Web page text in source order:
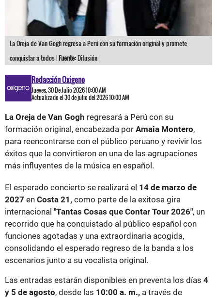
La Oreja de Van Gogh regresa a Perú con su formación original y promete
conquistar a todos |Fuente:Difusión
Redacción Oxigeno
Jueves, 30 De Julio 2026 10:00 AM
Actualizado el 30 de julio del 2026 10:00 AM
La Oreja de Van Gogh regresará a Perú con su
formación original, encabezada por Amaia Montero,
para reencontrarse con el público peruano y revivir los
éxitos que la convirtieron en una de las agrupaciones
más influyentes de la música en español.
El esperado concierto se realizará el 14 de marzo de
2027 en Costa 21, como parte de la exitosa gira
internacional "Tantas Cosas que Contar Tour 2026", un
recorrido que ha conquistado al público español con
funciones agotadas y una extraordinaria acogida,
consolidando el esperado regreso de la banda a los
escenarios junto a su vocalista original.
Las entradas estarán disponibles en preventa los días 4
y 5 de agosto, desde las 10:00 a. m., a través de